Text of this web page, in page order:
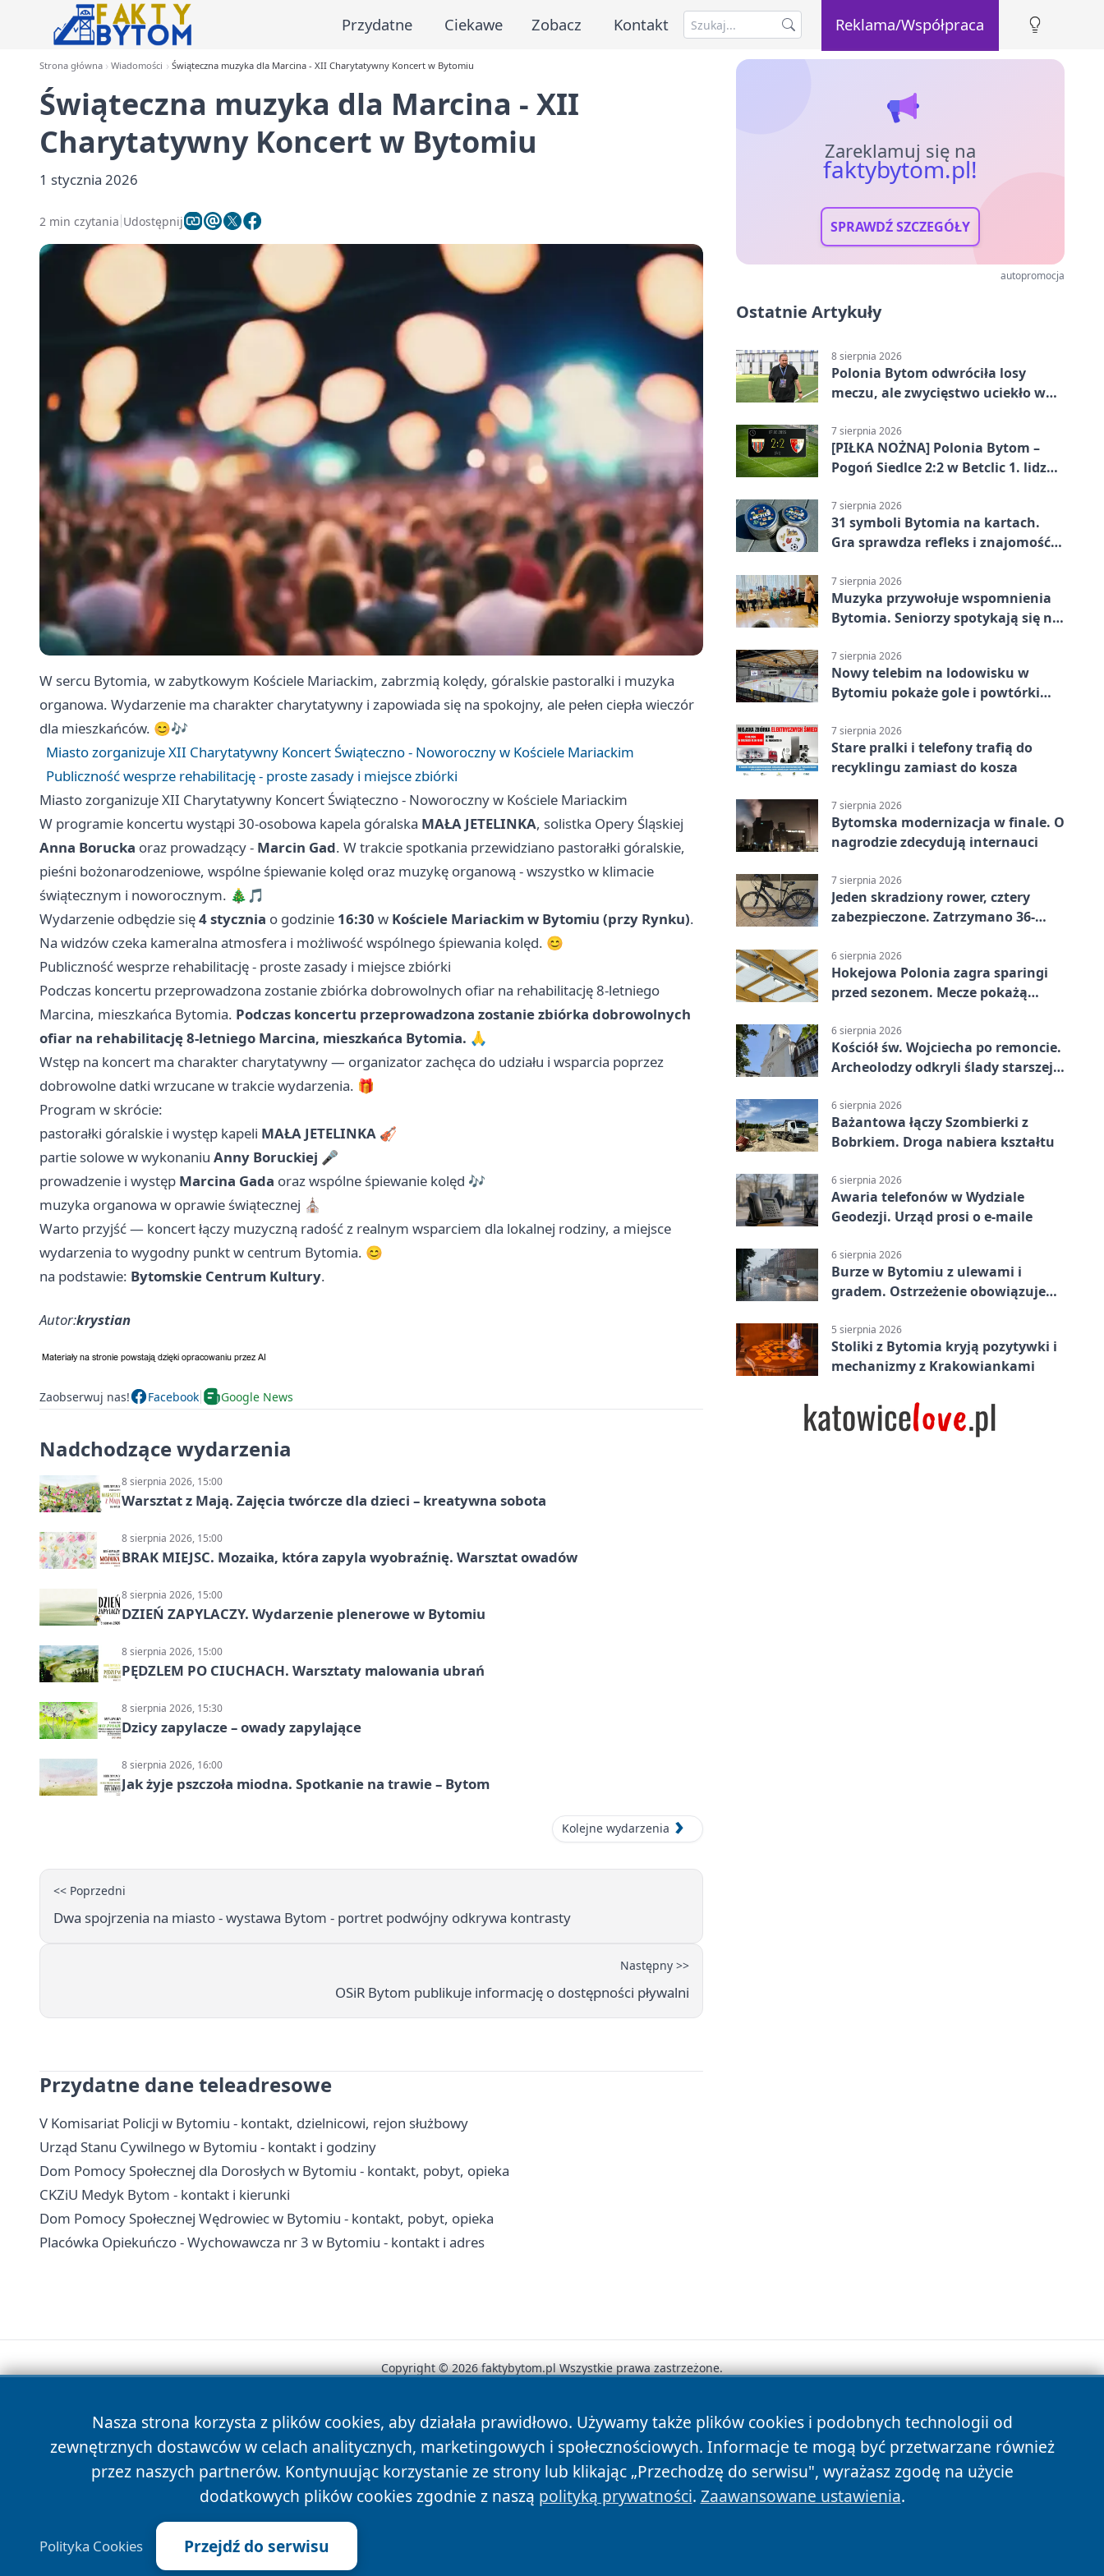
Przydatne Ciekawe Zobacz Kontakt Reklama/Współpraca
Strona główna Wiadomości Świąteczna muzyka dla Marcina - XII Charytatywny Koncert w Bytomiu
Świąteczna muzyka dla Marcina - XII
Charytatywny Koncert w Bytomiu
1 stycznia 2026
2 min czytania Udostępnij
W sercu Bytomia, w zabytkowym Kościele Mariackim, zabrzmią kolędy, góralskie pastoralki i muzyka
organowa. Wydarzenie ma charakter charytatywny i zapowiada się na spokojny, ale pełen ciepła wieczór
dla mieszkańców. 😊🎶
Miasto zorganizuje XII Charytatywny Koncert Świąteczno - Noworoczny w Kościele Mariackim
Publiczność wesprze rehabilitację - proste zasady i miejsce zbiórki
Miasto zorganizuje XII Charytatywny Koncert Świąteczno - Noworoczny w Kościele Mariackim
W programie koncertu wystąpi 30-osobowa kapela góralska MAŁA JETELINKA, solistka Opery Śląskiej
Anna Borucka oraz prowadzący - Marcin Gad. W trakcie spotkania przewidziano pastorałki góralskie,
pieśni bożonarodzeniowe, wspólne śpiewanie kolęd oraz muzykę organową - wszystko w klimacie
świątecznym i noworocznym. 🎄🎵
Wydarzenie odbędzie się4 stycznia o godzinie 16:30 w Kościele Mariackim w Bytomiu (przy Rynku).
Na widzów czeka kameralna atmosfera i możliwość wspólnego śpiewania kolęd. 😊
Publiczność wesprze rehabilitację - proste zasady i miejsce zbiórki
Podczas koncertu przeprowadzona zostanie zbiórka dobrowolnych ofiar na rehabilitację 8-letniego
Marcina, mieszkańca Bytomia. Podczas koncertu przeprowadzona zostanie zbiórka dobrowolnych
ofiar na rehabilitację 8-letniego Marcina, mieszkańca Bytomia. 🙏
Wstęp na koncert ma charakter charytatywny — organizator zachęca do udziału i wsparcia poprzez
dobrowolne datki wrzucane w trakcie wydarzenia. 🎁
Program w skrócie:
pastorałki góralskie i występ kapeli MAŁA JETELINKA 🎻
partie solowe w wykonaniu Anny Boruckiej 🎤
prowadzenie i występ Marcina Gada oraz wspólne śpiewanie kolęd 🎶
muzyka organowa w oprawie świątecznej ⛪
Warto przyjść — koncert łączy muzyczną radość z realnym wsparciem dla lokalnej rodziny, a miejsce
wydarzenia to wygodny punkt w centrum Bytomia. 😊
na podstawie: Bytomskie Centrum Kultury.
Autor:krystian
Zaobserwuj nas! Facebook Google News
Nadchodzące wydarzenia
8 sierpnia 2026, 15:00
Warsztat z Mają. Zajęcia twórcze dla dzieci – kreatywna sobota
8 sierpnia 2026, 15:00
BRAK MIEJSC. Mozaika, która zapyla wyobraźnię. Warsztat owadów
8 sierpnia 2026, 15:00
DZIEŃ ZAPYLACZY. Wydarzenie plenerowe w Bytomiu
8 sierpnia 2026, 15:00
PĘDZLEM PO CIUCHACH. Warsztaty malowania ubrań
8 sierpnia 2026, 15:30
Dzicy zapylacze – owady zapylające
8 sierpnia 2026, 16:00
Jak żyje pszczoła miodna. Spotkanie na trawie – Bytom
Kolejne wydarzenia
<< Poprzedni
Dwa spojrzenia na miasto - wystawa Bytom - portret podwójny odkrywa kontrasty
Następny >>
OSiR Bytom publikuje informację o dostępności pływalni
Przydatne dane teleadresowe
V Komisariat Policji w Bytomiu - kontakt, dzielnicowi, rejon służbowy
Urząd Stanu Cywilnego w Bytomiu - kontakt i godziny
Dom Pomocy Społecznej dla Dorosłych w Bytomiu - kontakt, pobyt, opieka
CKZiU Medyk Bytom - kontakt i kierunki
Dom Pomocy Społecznej Wędrowiec w Bytomiu - kontakt, pobyt, opieka
Placówka Opiekuńczo - Wychowawcza nr 3 w Bytomiu - kontakt i adres
Zareklamuj się na
faktybytom.pl!
SPRAWDŹ SZCZEGÓŁY
autopromocja
Ostatnie Artykuły
8 sierpnia 2026
Polonia Bytom odwróciła losy
meczu, ale zwycięstwo uciekło w
7 sierpnia 2026
[PIŁKA NOŻNA] Polonia Bytom –
Pogoń Siedlce 2:2 w Betclic 1. lidze.
ale stracili zwycięstwo
7 sierpnia 2026
31 symboli Bytomia na kartach.
Gra sprawdza refleks i znajomość
7 sierpnia 2026
Muzyka przywołuje wspomnienia
Bytomia. Seniorzy spotykają się na
7 sierpnia 2026
Nowy telebim na lodowisku w
Bytomiu pokaże gole i powtórki
7 sierpnia 2026
Stare pralki i telefony trafią do
recyklingu zamiast do kosza
7 sierpnia 2026
Bytomska modernizacja w finale. O
nagrodzie zdecydują internauci
7 sierpnia 2026
Jeden skradziony rower, cztery
zabezpieczone. Zatrzymano 36-
6 sierpnia 2026
Hokejowa Polonia zagra sparingi
przed sezonem. Mecze pokażą
6 sierpnia 2026
Kościół św. Wojciecha po remoncie.
Archeolodzy odkryli ślady starszej
6 sierpnia 2026
Bażantowa łączy Szombierki z
Bobrkiem. Droga nabiera kształtu
6 sierpnia 2026
Awaria telefonów w Wydziale
Geodezji. Urząd prosi o e-maile
6 sierpnia 2026
Burze w Bytomiu z ulewami i
gradem. Ostrzeżenie obowiązuje
5 sierpnia 2026
Stoliki z Bytomia kryją pozytywki i
mechanizmy z Krakowiankami
Nasza strona korzysta z plików cookies, aby działała prawidłowo. Używamy także plików cookies i podobnych technologii od
zewnętrznych dostawców w celach analitycznych, marketingowych i społecznościowych. Informacje te mogą być przetwarzane również
przez naszych partnerów. Kontynuując korzystanie ze strony lub klikając „Przechodzę do serwisu", wyrażasz zgodę na użycie
dodatkowych plików cookies zgodnie z naszą polityką prywatności. Zaawansowane ustawienia.
Polityka Cookies Przejdź do serwisu
Copyright © 2026 faktybytom.pl Wszystkie prawa zastrzeżone.
News Autorzy Polityka Prywatności Polityka Cookies